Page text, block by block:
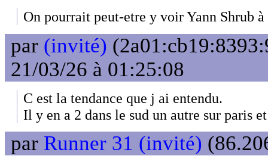
On pourrait peut-etre y voir Yann Shrub
par (invité)
21/03/26 à 01:25:08
C est la tendance que j ai entendu.
Il y en a 2 dans le sud un autre sur paris
par Runner 31 (invité)